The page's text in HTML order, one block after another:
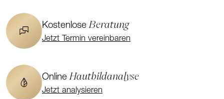
KostenloseBeratung
Jetzt Termin vereinbaren
OnlineHautbildanalyse
Jetzt analysieren